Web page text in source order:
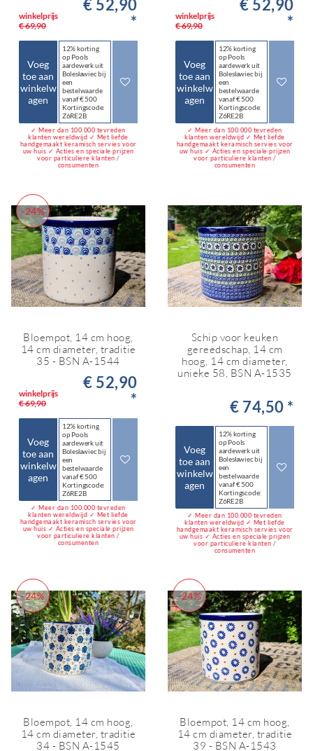
winkelprijs
€ 69,90
€ 52,90
*
Voeg
toe aan
winkelw
agen
12% korting
op Pools
aardewerk uit
Bolesławiec bij
een
bestelwaarde
vanaf € 500
Kortingscode:
Z6RE2B
✓ Meer dan 100.000 tevreden
klanten wereldwijd ✓ Met liefde
handgemaakt keramisch servies voor
uw huis ✓ Acties en speciale prijzen
voor particuliere klanten /
consumenten
winkelprijs
€ 69,90
€ 52,90
*
Voeg
toe aan
winkelw
agen
12% korting
op Pools
aardewerk uit
Bolesławiec bij
een
bestelwaarde
vanaf € 500
Kortingscode:
Z6RE2B
✓ Meer dan 100.000 tevreden
klanten wereldwijd ✓ Met liefde
handgemaakt keramisch servies voor
uw huis ✓ Acties en speciale prijzen
voor particuliere klanten /
consumenten
-24%
Bloempot, 14 cm hoog,
14 cm diameter, traditie
35 - BSN A-1544
winkelprijs
€ 69,90
€ 52,90
*
Voeg
toe aan
winkelw
agen
12% korting
op Pools
aardewerk uit
Bolesławiec bij
een
bestelwaarde
vanaf € 500
Kortingscode:
Z6RE2B
✓ Meer dan 100.000 tevreden
klanten wereldwijd ✓ Met liefde
handgemaakt keramisch servies voor
uw huis ✓ Acties en speciale prijzen
voor particuliere klanten /
consumenten
Schip voor keuken
gereedschap, 14 cm
hoog, 14 cm diameter,
unieke 58, BSN A-1535
€ 74,50 *
Voeg
toe aan
winkelw
agen
12% korting
op Pools
aardewerk uit
Bolesławiec bij
een
bestelwaarde
vanaf € 500
Kortingscode:
Z6RE2B
✓ Meer dan 100.000 tevreden
klanten wereldwijd ✓ Met liefde
handgemaakt keramisch servies voor
uw huis ✓ Acties en speciale prijzen
voor particuliere klanten /
consumenten
-24%
Bloempot, 14 cm hoog,
14 cm diameter, traditie
34 - BSN A-1545
-24%
Bloempot, 14 cm hoog,
14 cm diameter, traditie
39 - BSN A-1543